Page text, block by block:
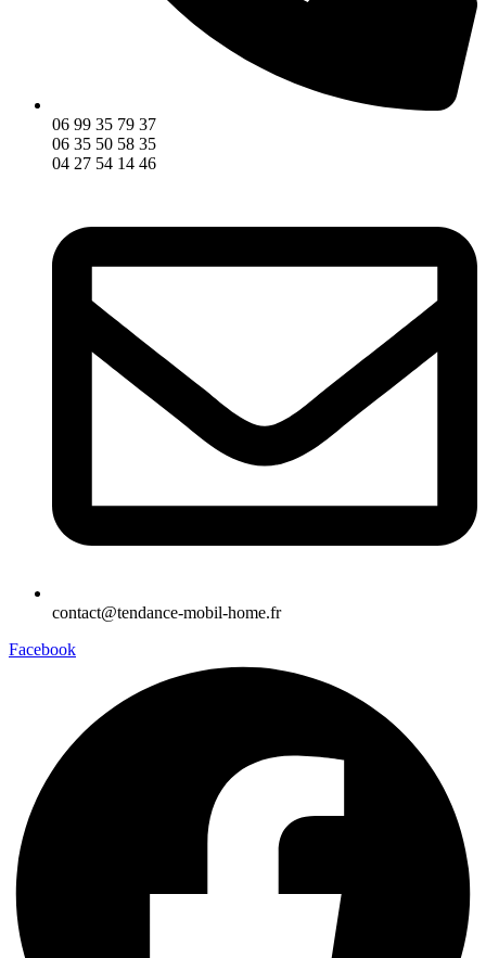
06 99 35 79 37
06 35 50 58 35
04 27 54 14 46
contact@tendance-mobil-home.fr
Facebook